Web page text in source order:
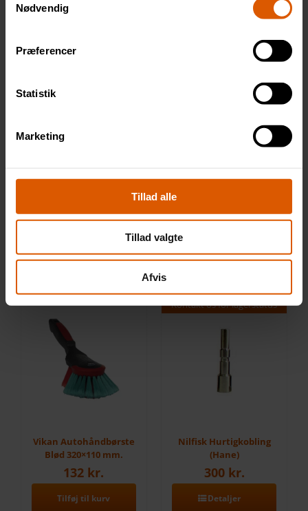
Nødvendig
Præferencer
Statistik
Marketing
Tillad alle
Tillad valgte
Afvis
FM10
Tilføj til kurv
FM50
Tilføj til kurv
Vikan Autohåndbørste
Blød 320×110 mm.
132 kr.
Tilføj til kurv
Kontakt os for lagerstatus
Nilfisk Hurtigkobling
(Hane)
300 kr.
Detaljer